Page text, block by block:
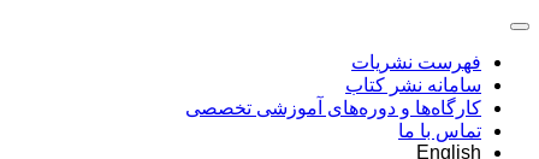
فهرست نشریات
سامانه نشر کتاب
کارگاه‌ها و دوره‌های آموزشی تخصصی
تماس با ما
English